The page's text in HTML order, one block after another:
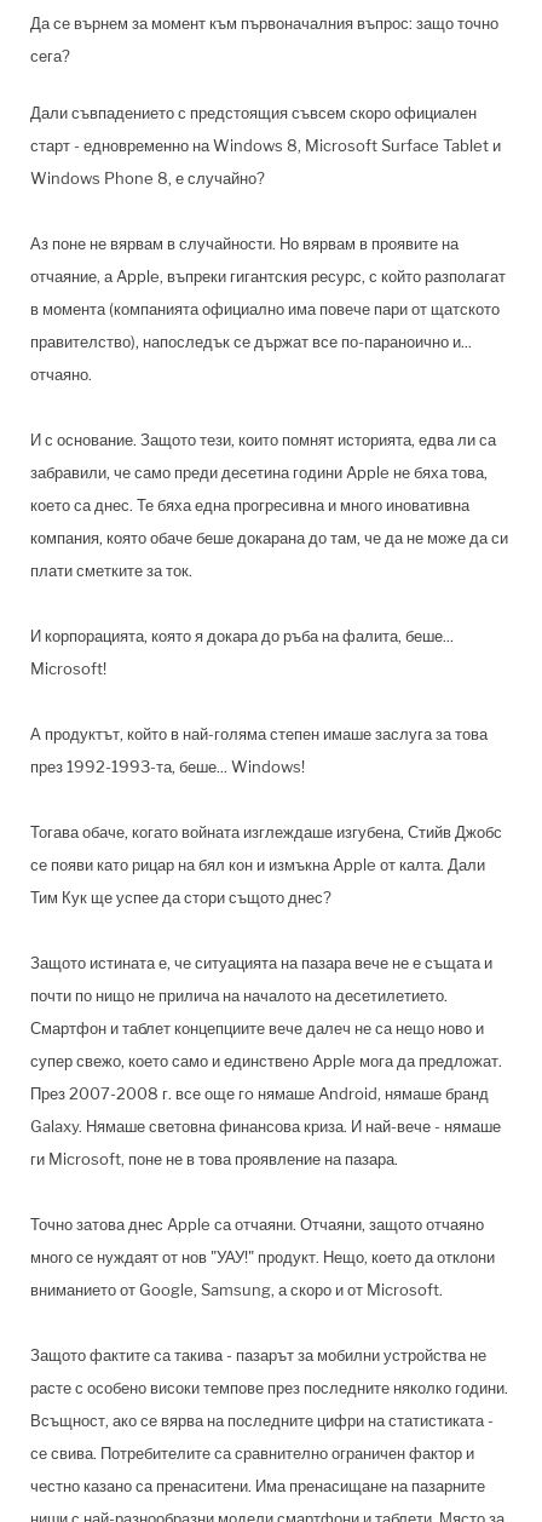
Да се върнем за момент към първоначалния въпрос: защо точно
сега?
Дали съвпадението с предстоящия съвсем скоро официален
старт - едновременно на Windows 8, Microsoft Surface Tablet и
Windows Phone 8, е случайно?
Аз поне не вярвам в случайности. Но вярвам в проявите на
отчаяние, а Apple, въпреки гигантския ресурс, с който разполагат
в момента (компанията официално има повече пари от щатското
правителство), напоследък се държат все по-параноично и...
отчаяно.
И с основание. Защото тези, които помнят историята, едва ли са
забравили, че само преди десетина години Apple не бяха това,
което са днес. Те бяха една прогресивна и много иновативна
компания, която обаче беше докарана до там, че да не може да си
плати сметките за ток.
И корпорацията, която я докара до ръба на фалита, беше...
Microsoft!
А продуктът, който в най-голяма степен имаше заслуга за това
през 1992-1993-та, беше... Windows!
Тогава обаче, когато войната изглеждаше изгубена, Стийв Джобс
се появи като рицар на бял кон и измъкна Apple от калта. Дали
Тим Кук ще успее да стори същото днес?
Защото истината е, че ситуацията на пазара вече не е същата и
почти по нищо не прилича на началото на десетилетието.
Смартфон и таблет концепциите вече далеч не са нещо ново и
супер свежо, което само и единствено Apple мога да предложат.
През 2007-2008 г. все още гo нямаше Android, нямаше бранд
Galaxy. Нямаше световна финансова криза. И най-вече - нямаше
ги Microsoft, поне не в това проявление на пазара.
Точно затова днес Apple са отчаяни. Отчаяни, защото отчаяно
много се нуждаят от нов "УАУ!" продукт. Нещо, което да отклони
вниманието от Google, Samsung, а скоро и от Microsoft.
Защото фактите са такива - пазарът за мобилни устройства не
расте с особено високи темпове през последните няколко години.
Всъщност, ако се вярва на последните цифри на статистиката -
се свива. Потребителите са сравнително ограничен фактор и
честно казано са пренаситени. Има пренасищане на пазарните
ниши с най-разнообразни модели смартфони и таблети. Място за